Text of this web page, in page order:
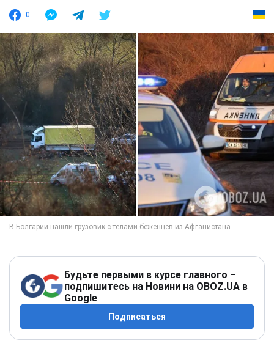
0
Будьте первыми в курсе главного –
подпишитесь на Новини на OBOZ.UA в
Google
Подписаться